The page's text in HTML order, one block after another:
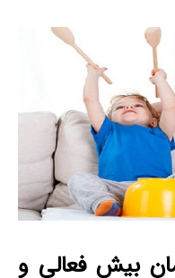
بیش فعالی و